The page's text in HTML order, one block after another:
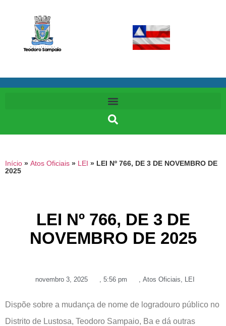
Início » Atos Oficiais » LEI » LEI Nº 766, DE 3 DE NOVEMBRO DE
2025
LEI Nº 766, DE 3 DE
NOVEMBRO DE 2025
novembro 3, 2025 , 5:56 pm , Atos Oficiais, LEI
Dispõe sobre a mudança de nome de logradouro público no
Distrito de Lustosa, Teodoro Sampaio, Ba e dá outras